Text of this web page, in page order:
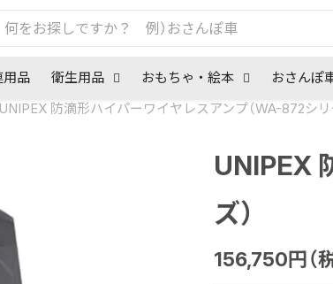
用品 衛生用品 おもちゃ・絵本 おさんぽ
UNIPEX 防滴形ハイパーワイヤレスアンプ（WA-872シリ
UNIPEX
ズ）
156,750円（